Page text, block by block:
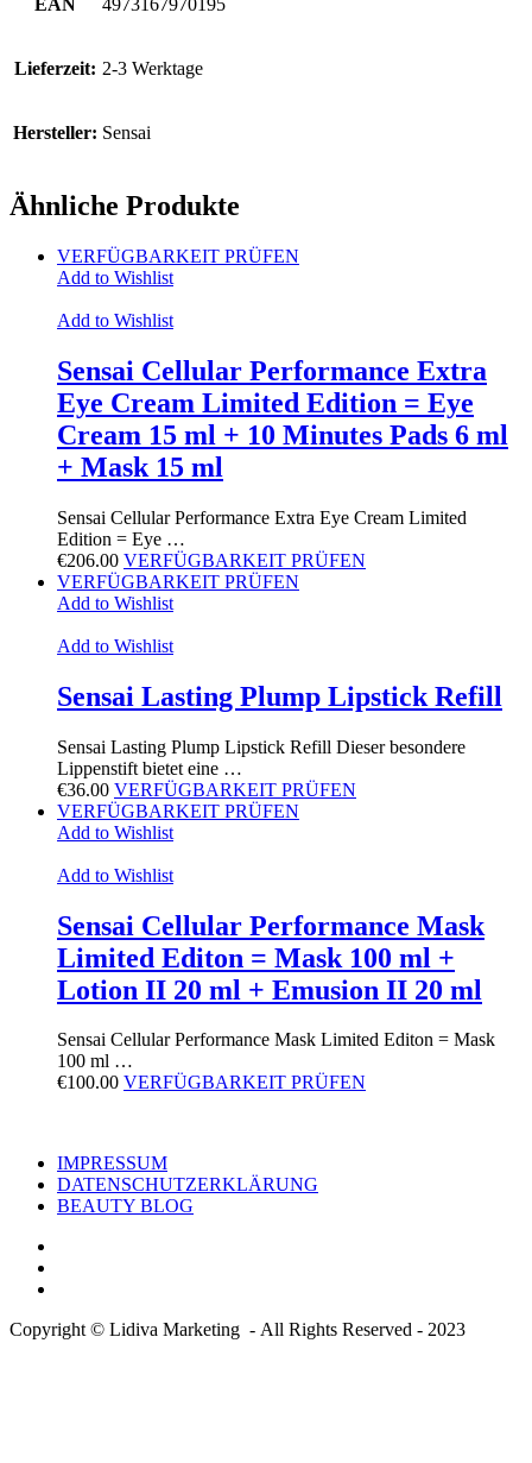
EAN 4973167970195
Lieferzeit: 2-3 Werktage
Hersteller: Sensai
Ähnliche Produkte
VERFÜGBARKEIT PRÜFEN
Add to Wishlist
Add to Wishlist
Sensai Cellular Performance Extra
Eye Cream Limited Edition = Eye
Cream 15 ml + 10 Minutes Pads 6 ml
+ Mask 15 ml
Sensai Cellular Performance Extra Eye Cream Limited
Edition = Eye …
€206.00 VERFÜGBARKEIT PRÜFEN
VERFÜGBARKEIT PRÜFEN
Add to Wishlist
Add to Wishlist
Sensai Lasting Plump Lipstick Refill
Sensai Lasting Plump Lipstick Refill Dieser besondere
Lippenstift bietet eine …
€36.00 VERFÜGBARKEIT PRÜFEN
VERFÜGBARKEIT PRÜFEN
Add to Wishlist
Add to Wishlist
Sensai Cellular Performance Mask
Limited Editon = Mask 100 ml +
Lotion II 20 ml + Emusion II 20 ml
Sensai Cellular Performance Mask Limited Editon = Mask
100 ml …
€100.00 VERFÜGBARKEIT PRÜFEN
IMPRESSUM
DATENSCHUTZERKLÄRUNG
BEAUTY BLOG
Copyright © Lidiva Marketing - All Rights Reserved - 2023